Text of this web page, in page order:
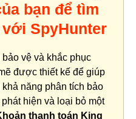
bạn để tìm
SpyHunter
vệ và khắc phục
được thiết kế để giúp
năng phân tích bảo
hiện và loại bỏ một
thanh toán King